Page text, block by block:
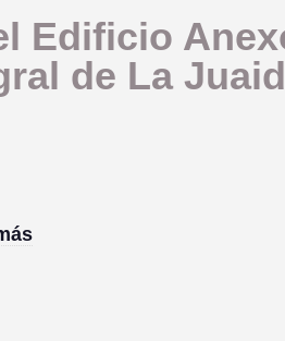
Edificio
de La